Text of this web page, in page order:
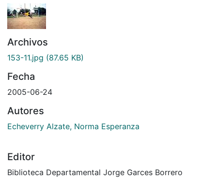
Archivos
153-11.jpg (87.65 KB)
Fecha
2005-06-24
Autores
Echeverry Alzate, Norma Esperanza
Editor
Biblioteca Departamental Jorge Garces Borrero